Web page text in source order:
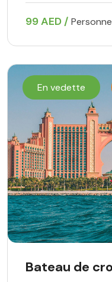
99 AED / Personne
En vedette
Bateau de